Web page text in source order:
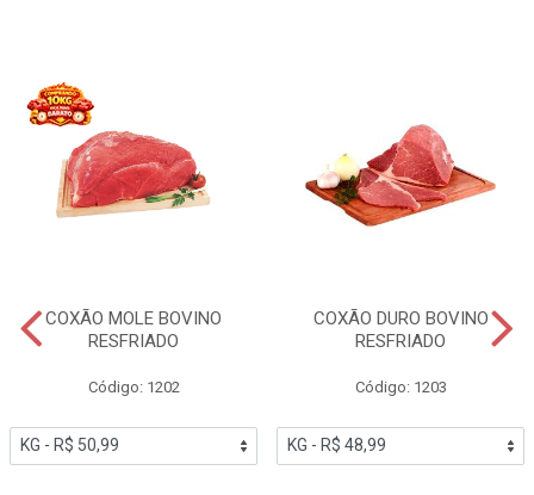
COXÃO MOLE BOVINO
RESFRIADO
Código: 1202
COXÃO DURO BOVINO
RESFRIADO
Código: 1203